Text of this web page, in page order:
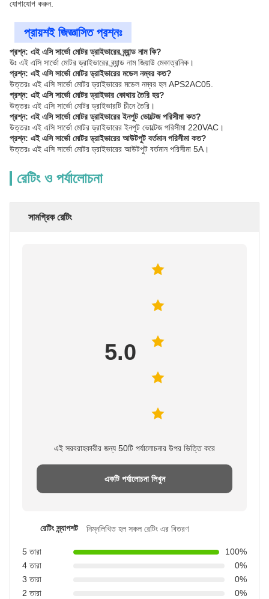
যোগাযোগ করুন.
প্রায়শই জিজ্ঞাসিত প্রশ্নঃ
প্রশ্ন: এই এসি সার্ভো মোটর ড্রাইভারের ব্র্যান্ড নাম কি?
উঃ এই এসি সার্ভো মোটর ড্রাইভারের ব্র্যান্ড নাম জিয়াউ মেকাত্রনিক।
প্রশ্ন: এই এসি সার্ভো মোটর ড্রাইভারের মডেল নম্বর কত?
উত্তরঃ এই এসি সার্ভো মোটর ড্রাইভারের মডেল নম্বর হল APS2AC05.
প্রশ্ন: এই এসি সার্ভো মোটর ড্রাইভার কোথায় তৈরি হয়?
উত্তরঃ এই এসি সার্ভো মোটর ড্রাইভারটি চীনে তৈরি।
প্রশ্ন: এই এসি সার্ভো মোটর ড্রাইভারের ইনপুট ভোল্টেজ পরিসীমা কত?
উত্তরঃ এই এসি সার্ভো মোটর ড্রাইভারের ইনপুট ভোল্টেজ পরিসীমা 220VAC।
প্রশ্ন: এই এসি সার্ভো মোটর ড্রাইভারের আউটপুট বর্তমান পরিসীমা কত?
উত্তরঃ এই এসি সার্ভো মোটর ড্রাইভারের আউটপুট বর্তমান পরিসীমা 5A।
রেটিং ও পর্যালোচনা
সামগ্রিক রেটিং
5.0
এই সরবরাহকারীর জন্য 50টি পর্যালোচনার উপর ভিত্তি করে
একটি পর্যালোচনা লিখুন
রেটিং স্ন্যাপশট নিম্নলিখিত হল সকল রেটিং এর বিতরণ
5 তারা
100%
4 তারা
0%
3 তারা
0%
2 তারা
0%